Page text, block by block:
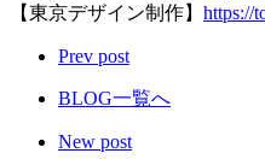
【東京デザイン制作】 https://
Prev post
BLOG一覧へ
New post